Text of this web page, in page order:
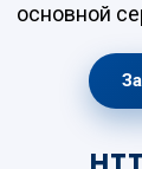
основной